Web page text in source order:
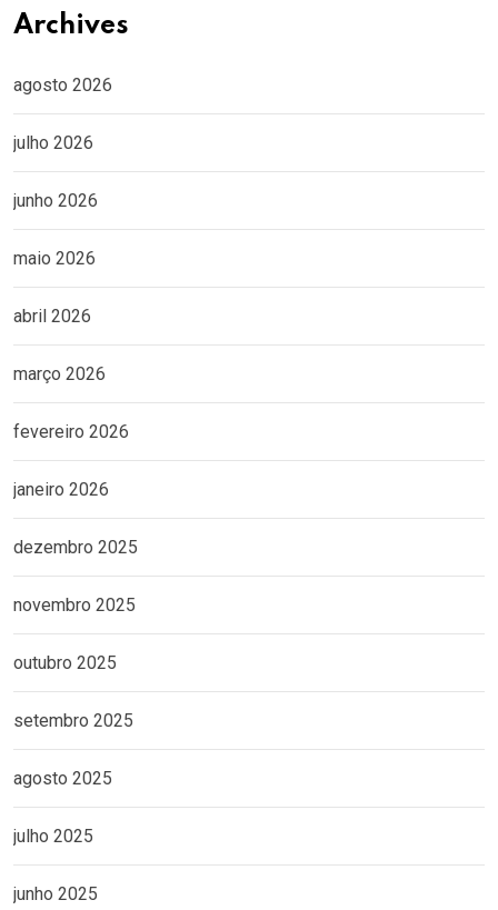
Archives
agosto 2026
julho 2026
junho 2026
maio 2026
abril 2026
março 2026
fevereiro 2026
janeiro 2026
dezembro 2025
novembro 2025
outubro 2025
setembro 2025
agosto 2025
julho 2025
junho 2025